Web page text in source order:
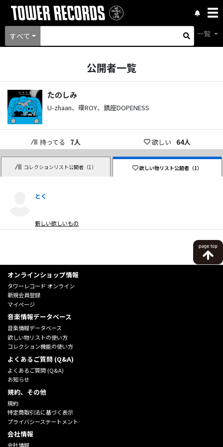
すべて 一覧
公開者一覧
たのしみ
U-zhaan、環ROY、鎮座DOPENESS
持ってる 7人 欲しい 64人
コレクションリスト公開者（1） 欲しい物リスト公開者（1）
とく
新しい欲しいもの
オンラインショップ情報
タワーレコード オンライン
新規会員登録
マイページ
音楽情報データベース
音楽情報データベース
欲しい物リストの使い方
コレクション機能の使い方
よくあるご質問 (Q&A)
よくあるご質問 (Q&A)
お知らせ
規約、その他
規約
特定商取引法に基づく表示
プライバシーステートメント
会社情報
会社情報